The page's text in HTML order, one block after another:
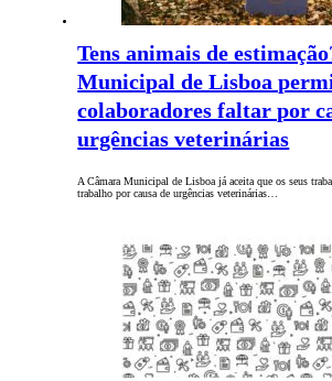
Tens animais de
Municipal de Lisboa
colaboradores faltar por
urgências veterinárias
A Câmara Municipal de Lisboa já aceita que os seus
trabalho por causa de urgências veterinárias…